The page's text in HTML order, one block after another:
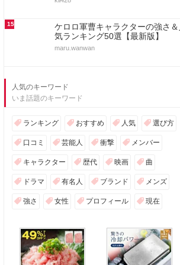
15
ケロロ軍曹キャラクターの強さ＆
気ランキング50選【最新版】
maru.wanwan
人気のキーワード
いま話題のキーワード
ランキング おすすめ 人気 選び方
口コミ 芸能人 衝撃 メンバー
キャラクター 歴代 映画 曲
ドラマ 有名人 ブランド メンズ
強さ 女性 プロフィール 現在